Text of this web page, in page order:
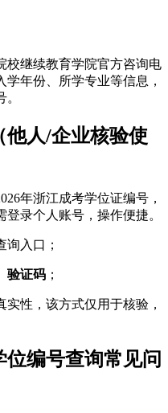
校继续教育学院官方咨询电
年份、所学专业等信息，
他人/企业核验使
年浙江成考学位证编号，
录个人账号，操作便捷。
询入口；
验证码 ；
性，该方式仅用于核验，
位编号查询常见问